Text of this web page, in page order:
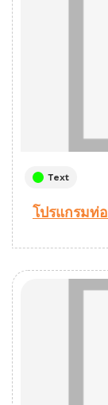
Text
โปรแกรมท่